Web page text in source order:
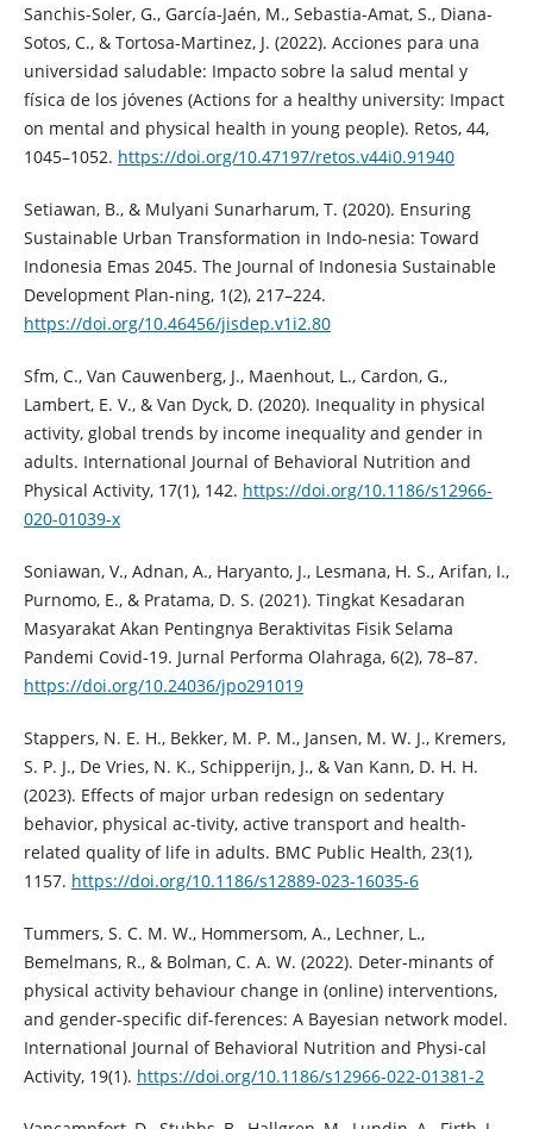
Sanchis-Soler, G., García-Jaén, M., Sebastia-Amat, S., Diana-
Sotos, C., & Tortosa-Martinez, J. (2022). Acciones para una
universidad saludable: Impacto sobre la salud mental y
física de los jóvenes (Actions for a healthy university: Impact
on mental and physical health in young people). Retos, 44,
1045–1052. https://doi.org/10.47197/retos.v44i0.91940
Setiawan, B., & Mulyani Sunarharum, T. (2020). Ensuring
Sustainable Urban Transformation in Indo-nesia: Toward
Indonesia Emas 2045. The Journal of Indonesia Sustainable
Development Plan-ning, 1(2), 217–224.
https://doi.org/10.46456/jisdep.v1i2.80
Sfm, C., Van Cauwenberg, J., Maenhout, L., Cardon, G.,
Lambert, E. V., & Van Dyck, D. (2020). Inequality in physical
activity, global trends by income inequality and gender in
adults. International Journal of Behavioral Nutrition and
Physical Activity, 17(1), 142. https://doi.org/10.1186/s12966-
020-01039-x
Soniawan, V., Adnan, A., Haryanto, J., Lesmana, H. S., Arifan, I.,
Purnomo, E., & Pratama, D. S. (2021). Tingkat Kesadaran
Masyarakat Akan Pentingnya Beraktivitas Fisik Selama
Pandemi Covid-19. Jurnal Performa Olahraga, 6(2), 78–87.
https://doi.org/10.24036/jpo291019
Stappers, N. E. H., Bekker, M. P. M., Jansen, M. W. J., Kremers,
S. P. J., De Vries, N. K., Schipperijn, J., & Van Kann, D. H. H.
(2023). Effects of major urban redesign on sedentary
behavior, physical ac-tivity, active transport and health-
related quality of life in adults. BMC Public Health, 23(1),
1157. https://doi.org/10.1186/s12889-023-16035-6
Tummers, S. C. M. W., Hommersom, A., Lechner, L.,
Bemelmans, R., & Bolman, C. A. W. (2022). Deter-minants of
physical activity behaviour change in (online) interventions,
and gender-specific dif-ferences: A Bayesian network model.
International Journal of Behavioral Nutrition and Physi-cal
Activity, 19(1). https://doi.org/10.1186/s12966-022-01381-2